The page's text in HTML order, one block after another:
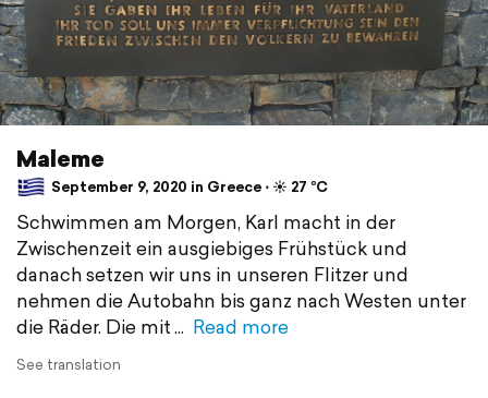
Maleme
September 9, 2020 in Greece ⋅ ☀️ 27 °C
Schwimmen am Morgen, Karl macht in der
Zwischenzeit ein ausgiebiges Frühstück und
danach setzen wir uns in unseren Flitzer und
nehmen die Autobahn bis ganz nach Westen unter
die Räder. Die mit
Read more
See translation